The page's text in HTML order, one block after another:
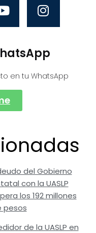
en tu WhatsApp
del Gobierno
con la UASLP
los 192 millones
pesos
de la UASLP en